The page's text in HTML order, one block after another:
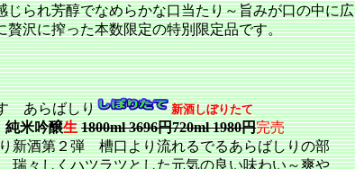
じられ芳醇でなめらかな口当たり～旨みが口の中に広
贅沢に搾った本数限定の特別限定品です。
あらばしり 新酒しぼりたて
純米吟醸生 1800ml 3696円720ml 1980円完売
新酒第２弾 槽口より流れるでるあらばしりの部
瑞々しくハツラツとした元気の良い味わい～爽や